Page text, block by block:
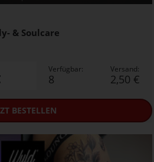
& Soulcare
Verfügbar:
8
Versand:
2,50 €
BESTELLEN